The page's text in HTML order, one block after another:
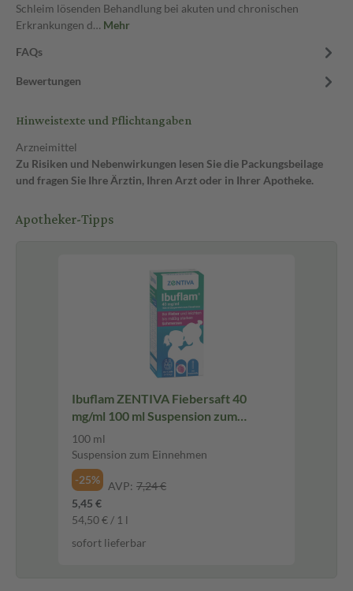
Schleim lösenden Behandlung bei akuten und chronischen
Erkrankungen d… Mehr
FAQs
Bewertungen
Hinweistexte und Pflichtangaben
Arzneimittel
Zu Risiken und Nebenwirkungen lesen Sie die Packungsbeilage
und fragen Sie Ihre Ärztin, Ihren Arzt oder in Ihrer Apotheke.
Apotheker-Tipps
Ibuflam ZENTIVA Fiebersaft 40
mg/ml 100 ml Suspension zum
Einnehmen
100 ml
Suspension zum Einnehmen
-25%
AVP: 7,24 €
5,45 €
54,50 € / 1 l
sofort lieferbar